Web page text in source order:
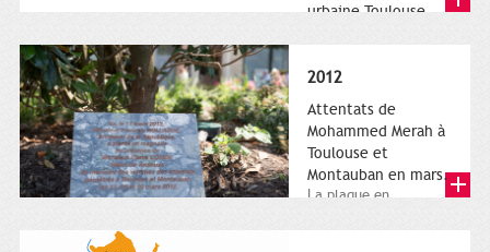
urbaine Toulouse
Métropole,
représentant l'anneau
de Moëbius.
2012
Attentats de
Mohammed Merah à
Toulouse et
Montauban en mars.
La plaque en